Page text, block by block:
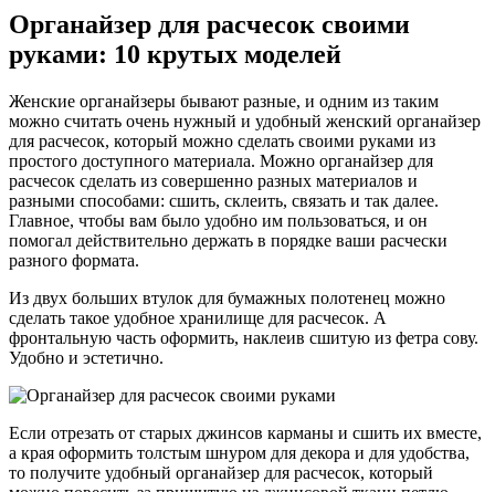
Органайзер для расчесок своими
руками: 10 крутых моделей
Женские органайзеры бывают разные, и одним из таким
можно считать очень нужный и удобный женский органайзер
для расчесок, который можно сделать своими руками из
простого доступного материала. Можно органайзер для
расчесок сделать из совершенно разных материалов и
разными способами: сшить, склеить, связать и так далее.
Главное, чтобы вам было удобно им пользоваться, и он
помогал действительно держать в порядке ваши расчески
разного формата.
Из двух больших втулок для бумажных полотенец можно
сделать такое удобное хранилище для расчесок. А
фронтальную часть оформить, наклеив сшитую из фетра сову.
Удобно и эстетично.
Если отрезать от старых джинсов карманы и сшить их вместе,
а края оформить толстым шнуром для декора и для удобства,
то получите удобный органайзер для расчесок, который